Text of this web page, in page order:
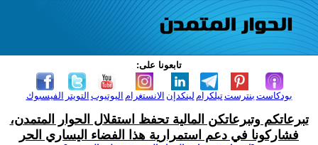
تابعونا على:
الفيسبوك التويتر اليوتيوب الانستغرام لينكدإن تيلكرامبنترست بودكاست
تبرعاتكم وتبرعاتكن المالية تحفظ استقلال الحوار المتمدن،
فشاركونا في دعم استمرارية هذا الفضاء اليساري الحر